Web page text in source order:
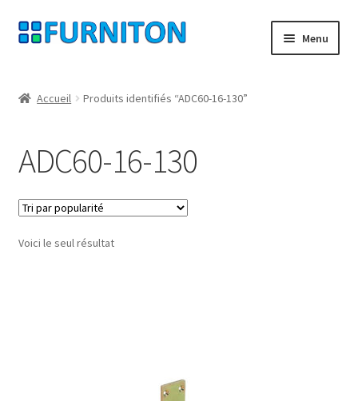
Aller
à
navigation
Aller
au
Menu
Protection des données
Droit de rétractation
Contact
Accueil Produits identifiés “ADC60-16-130”
ADC60-16-130
Voici le seul résultat